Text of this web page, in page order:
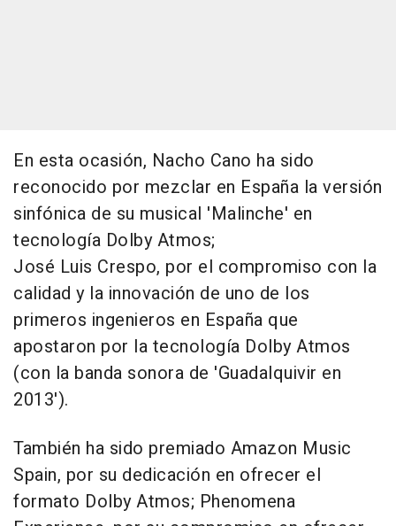
En esta ocasión, Nacho Cano ha sido
reconocido por mezclar en España la versión
sinfónica de su musical 'Malinche' en
tecnología Dolby Atmos;
José Luis Crespo, por el compromiso con la
calidad y la innovación de uno de los
primeros ingenieros en España que
apostaron por la tecnología Dolby Atmos
(con la banda sonora de 'Guadalquivir en
2013').
También ha sido premiado Amazon Music
Spain, por su dedicación en ofrecer el
formato Dolby Atmos; Phenomena